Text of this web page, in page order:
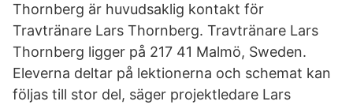
Thornberg är huvudsaklig kontakt för
Travtränare Lars Thornberg. Travtränare Lars
Thornberg ligger på 217 41 Malmö, Sweden.
Eleverna deltar på lektionerna och schemat kan
följas till stor del, säger projektledare Lars